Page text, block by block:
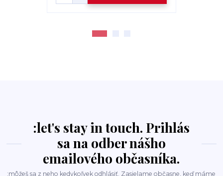
:let's stay in touch. Prihlás
sa na odber nášho
emailového občasníka.
:môžeš sa z neho kedykoľvek odhlásiť. Zasielame občasne, keď máme